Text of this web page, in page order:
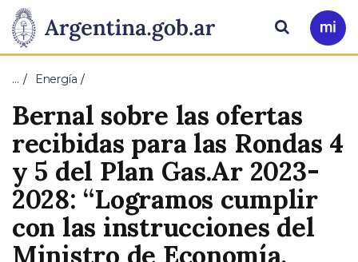
Presidencia
de
la
Nación
Pasar al contenido principal
Ir
a
Buscar
… Energía
Bernal sobre las ofertas
recibidas para las Rondas 4
y 5 del Plan Gas.Ar 2023-
2028: “Logramos cumplir
con las instrucciones del
Ministro de Economía,